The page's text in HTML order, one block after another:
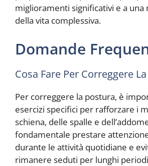
miglioramenti significativi e a una
della vita complessiva.
Domande
Cosa Fare Per Correggere
Per correggere la postura, è
esercizi specifici per rafforzare i
schiena, delle spalle e
fondamentale prestare
durante le attività quotidiane e
rimanere seduti per lunghi